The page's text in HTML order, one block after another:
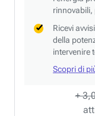
+
rinnovabili,
Ricevi
della
intervenire
Scopri di